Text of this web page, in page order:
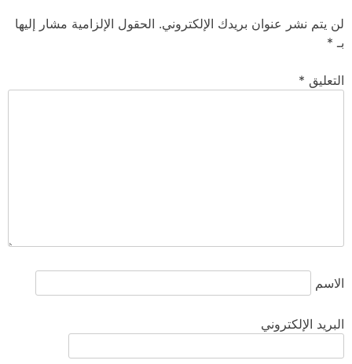
لن يتم نشر عنوان بريدك الإلكتروني. الحقول الإلزامية مشار إليها
بـ *
التعليق *
الاسم
البريد الإلكتروني